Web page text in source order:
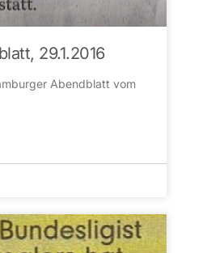
29.1.2016
Abendblatt vom